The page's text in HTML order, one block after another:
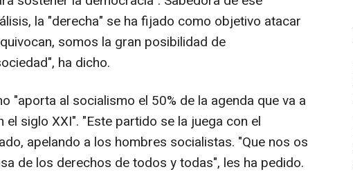
la "derecha" se ha fijado como objetivo atacar
somos la gran posibilidad de
ha dicho.
"aporta al socialismo el 50% de la agenda que va a
el siglo XXI". "Este partido se la juega con el
apelando a los hombres socialistas. "Que nos os
de los derechos de todos y todas", les ha pedido.